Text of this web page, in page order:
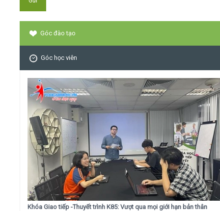
Góc đào tạo
Góc học viên
Khóa Giao tiếp -Thuyết trình K85: Vượt qua mọi giới hạn bản thân